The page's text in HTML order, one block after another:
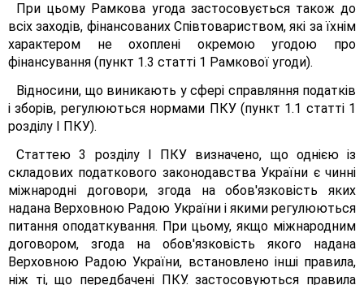
При цьому Рамкова угода застосовується також до
всіх заходів, фінансованих Співтовариством, які за їхнім
характером не охоплені окремою угодою про
фінансування (пункт 1.3 статті 1 Рамкової угоди).
Відносини, що виникають у сфері справляння податків
і зборів, регулюються нормами ПКУ (пункт 1.1 статті 1
розділу І ПКУ).
Статтею 3 розділу І ПКУ визначено, що однією із
складових податкового законодавства України є чинні
міжнародні договори, згода на обов'язковість яких
надана Верховною Радою України і якими регулюються
питання оподаткування. При цьому, якщо міжнародним
договором, згода на обов'язковість якого надана
Верховною Радою України, встановлено інші правила,
ніж ті, що передбачені ПКУ. застосовуються правила